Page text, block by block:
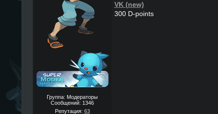
Группа: Модераторы
Сообщений: 1346
Репутация: 63
VK (new)
300 D-points